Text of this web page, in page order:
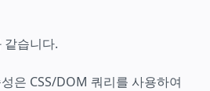
같습니다.
은 CSS/DOM 쿼리를 사용하여